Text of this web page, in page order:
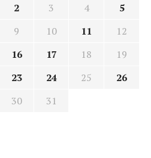
2 3 4
5
9 10 11
12
16 17 18
19
23 24 25
26
30
31